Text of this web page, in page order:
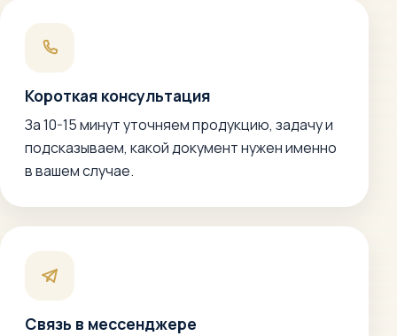
Короткая консультация
За 10-15 минут уточняем продукцию, задачу и
подсказываем, какой документ нужен именно
в вашем случае.
Связь в мессенджере